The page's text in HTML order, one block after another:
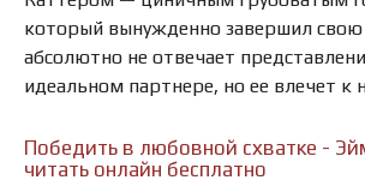
который вынужденно завершил свою
абсолютно не отвечает
идеальном партнере, но ее влечет к
Победить в любовной схватке -
читать онлайн бесплатно